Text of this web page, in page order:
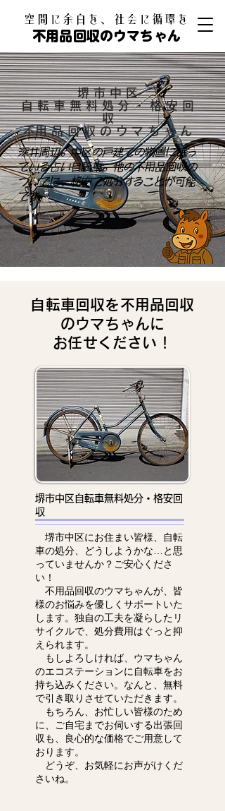
​空間に余白を、社会に循環を
不用品回収のウマちゃん
堺市中区
自転車無料処分・格安回
収
​不用品回収のウマちゃん
深井周辺。中区の戸建ての物置に眠っ
ている古い自転車。他の不用品回収の
ついでに、格安で処分することが可能
です。
自転車回収を不用品回収
のウマちゃんに
お任せください！
堺市中区自転車無料処分・格安回
収
堺市中区にお住まい皆様、自転
車の処分、どうしようかな…と思
っていませんか？ご安心くださ
い！
不用品回収のウマちゃんが、皆
様のお悩みを優しくサポートいた
します。独自の工夫を凝らしたリ
サイクルで、処分費用はぐっと抑
えられます。
もしよろしければ、ウマちゃん
のエコステーションに自転車をお
持ち込みください。なんと、無料
で引き取りさせていただきます。
もちろん、お忙しい皆様のため
に、ご自宅までお伺いする出張回
収も、良心的な価格でご用意して
おります。
どうぞ、お気軽にお声がけくだ
さいね。